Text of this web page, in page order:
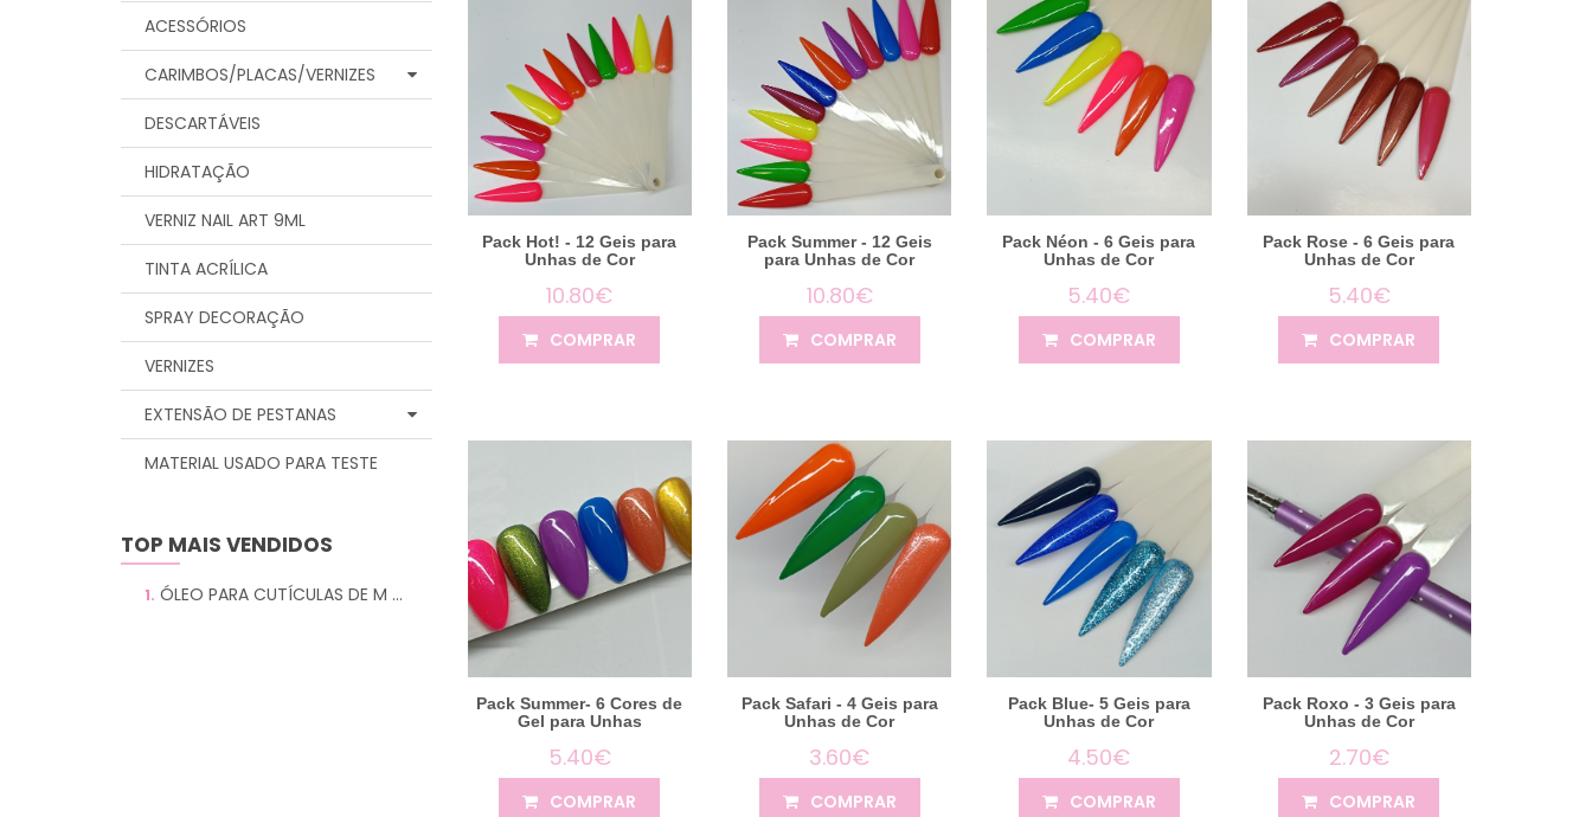
ACESSÓRIOS
CARIMBOS/PLACAS/VERNIZES
DESCARTÁVEIS
HIDRATAÇÃO
VERNIZ NAIL ART 9ML
TINTA ACRÍLICA
SPRAY DECORAÇÃO
VERNIZES
EXTENSÃO DE PESTANAS
MATERIAL USADO PARA TESTE
TOP MAIS VENDIDOS
1. ÓLEO PARA CUTÍCULAS DE M ...
Pack Hot! - 12 Geis para
Unhas de Cor
10.80€
COMPRAR
Pack Summer - 12 Geis
para Unhas de Cor
10.80€
COMPRAR
Pack Néon - 6 Geis para
Unhas de Cor
5.40€
COMPRAR
Pack Rose - 6 Geis para
Unhas de Cor
5.40€
COMPRAR
Pack Summer- 6 Cores de
Gel para Unhas
5.40€
COMPRAR
Pack Safari - 4 Geis para
Unhas de Cor
3.60€
COMPRAR
Pack Blue- 5 Geis para
Unhas de Cor
4.50€
COMPRAR
Pack Roxo - 3 Geis para
Unhas de Cor
2.70€
COMPRAR